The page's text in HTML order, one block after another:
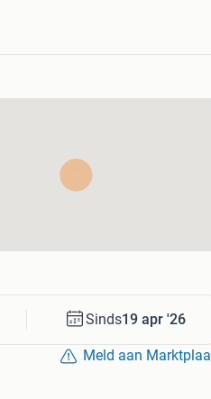
Sinds19 apr '26
Meld aan